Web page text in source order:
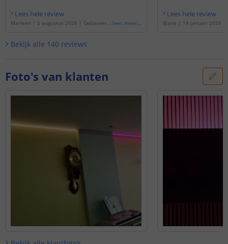
Lees hele review
Marleen | 5 augustus 2026 | Gebaseerd
lees meer...
Lees hele review
Bjane | 14 januari 2026
Bekijk alle 140 reviews
Foto's van klanten